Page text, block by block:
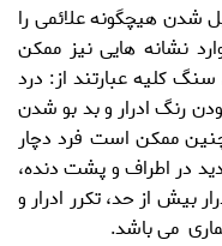
شدن هیچگونه علائمی را
نشانه هایی نیز ممکن
سنگ کلیهعبارتند از: درد
رنگ ادرار وبد بو شدن
ممکن است فرد دچار
در اطراف و پشت دنده،
بیش از حد،تکرر ادرار و
می باشد.